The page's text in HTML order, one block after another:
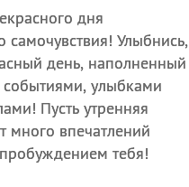
дня
самочувствия! Улыбнись,
день, наполненный
улыбками
Пусть утренняя
много впечатлений
тебя!